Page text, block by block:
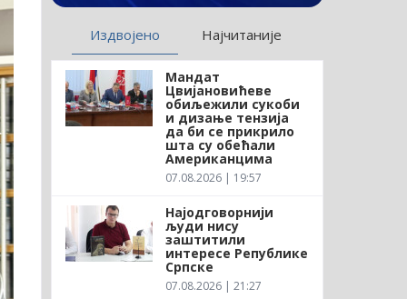
Издвојено Најчитаније
Мандат
Цвијановићеве
обиљежили сукоби
и дизање тензија
да би се прикрило
шта су обећали
Американцима
07.08.2026 | 19:57
Најодговорнији
људи нису
заштитили
интересе Републике
Српске
07.08.2026 | 21:27